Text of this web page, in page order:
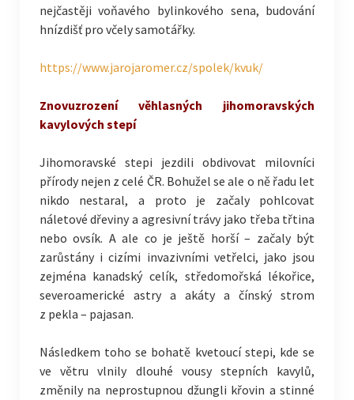
nejčastěji voňavého bylinkového sena, budování
hnízdišť pro včely samotářky.
https://www.jarojaromer.cz/spolek/kvuk/
Znovuzrození věhlasných jihomoravských
kavylových stepí
Jihomoravské stepi jezdili obdivovat milovníci
přírody nejen z celé ČR. Bohužel se ale o ně řadu let
nikdo nestaral, a proto je začaly pohlcovat
náletové dřeviny a agresivní trávy jako třeba třtina
nebo ovsík. A ale co je ještě horší – začaly být
zarůstány i cizími invazivními vetřelci, jako jsou
zejména kanadský celík, středomořská lékořice,
severoamerické astry a akáty a čínský strom
z pekla – pajasan.
Následkem toho se bohatě kvetoucí stepi, kde se
ve větru vlnily dlouhé vousy stepních kavylů,
změnily na neprostupnou džungli křovin a stinné